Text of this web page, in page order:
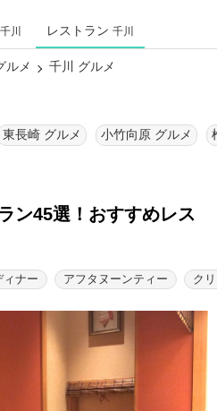
千川 レストラン 千川
ルメ 千川 グルメ
東長崎 グルメ 小竹向原 グルメ
ン45選！ おすすめレス
ィナー アフタヌーンティー ク